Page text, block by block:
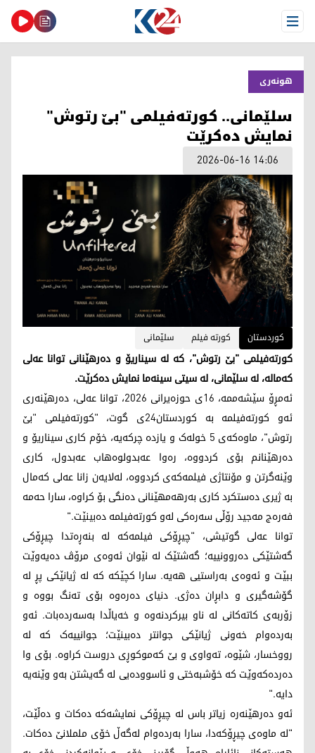
Open Menu
هونەری
سلێمانی.. کورتەفیلمی "بێ رتوش"
نمایش دەکرێت
2026-06-16 14:06
کوردستان کورتە فیلم سلێمانی
کورتەفیلمی "بێ رتوش"، کە لە سیناریۆ و دەرهێنانی توانا عەلی
کەمالە، لە سلێمانی، لە سیتی سینەما نمایش دەکرێت.
ئەمڕۆ سێشەممە، 16ی حوزەیرانی 2026، توانا عەلی، دەرهێنەری
ئەو کورتەفیلمە بە کوردستان24ی گوت، "کورتەفیلمی "بێ
رتوش"، ماوەکەی 5 خولەک و یازدە چرکەیە، خۆم کاری سیناریۆ و
دەرهێنانم بۆی کردووە، رەوا عەبدولوەهاب عەبدول، کاری
وێنەگرتن و مۆنتاژی فیلمەکەی کردووە، لەلایەن زانا عەلی کەمال
بە ژیری دەستکرد کاری بەرهەمهێنانی دەنگی بۆ کراوە، سارا حەمە
فەرەج مەجید رۆڵی سەرەکی لەو کورتەفیلمە دەبینێت."
توانا عەلی گوتیشی، "چیڕۆکی فیلمەکە لە بنەڕەتدا چیڕۆکی
گەشتێکی دەروونییە؛ گەشتێک لە نێوان ئەوەی مرۆڤ دەیەوێت
ببێت و ئەوەی بەراستیی هەیە. سارا کچێکە کە لە ژیانێکی پڕ لە
گۆشەگیری و دابڕان دەژی. دنیای دەرەوە بۆی تەنگ بووە و
زۆربەی کاتەکانی لە ناو بیرکردنەوە و خەیاڵدا بەسەردەبات. ئەو
بەردەوام خەونی ژیانێکی جوانتر دەبینێت؛ جوانییەک کە لە
رووخسار، شێوە، تەواوی و بێ‌ کەموکوڕی دروست کراوە. بۆی وا
دەردەکەوێت کە خۆشبەختی و ئاسوودەیی لە گەیشتن بەو وێنەیە
دایە."
ئەو دەرهێنەرە زیاتر باس لە چیڕۆکی نمایشەکە دەکات و دەڵێت،
"لە ماوەی چیڕۆکەدا، سارا بەردەوام لەگەڵ خۆی ململانێ دەکات.